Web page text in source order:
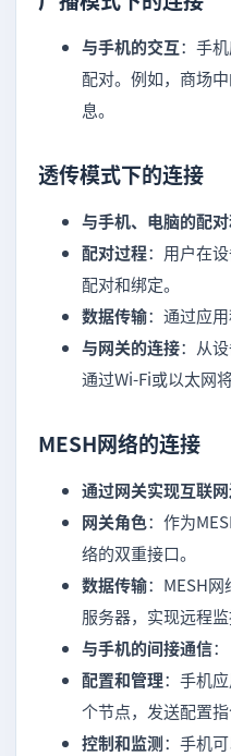
与手机的交互：手
配对。例如，商场
息。
透传模式下的连接
与手机、电脑的配
配对过程：用户在
配对和绑定。
数据传输：通过应
与网关的连接：从
通过Wi-Fi或以太网
MESH网络的连接
通过网关实现互联
网关角色：作为
络的双重接口。
数据传输：MESH
服务器，实现远程监
与手机的间接通信：
配置和管理：手机
个节点，发送配置指
控制和监测：手机